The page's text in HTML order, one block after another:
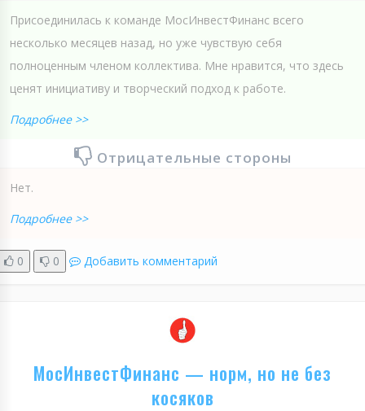
Присоединилась к команде МосИнвестФинанс всего
несколько месяцев назад, но уже чувствую себя
полноценным членом коллектива. Мне нравится, что здесь
ценят инициативу и творческий подход к работе.
Подробнее >>
Отрицательные стороны
Нет.
Подробнее >>
0 0 Добавить комментарий
МосИнвестФинанс — норм, но не без
косяков